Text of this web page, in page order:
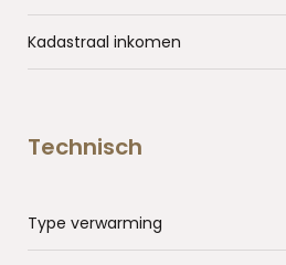
Kadastraal inkomen
Technisch
Type verwarming